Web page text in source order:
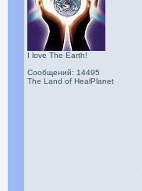
I love The Earth!
Сообщений: 14495
The Land of HealPlanet